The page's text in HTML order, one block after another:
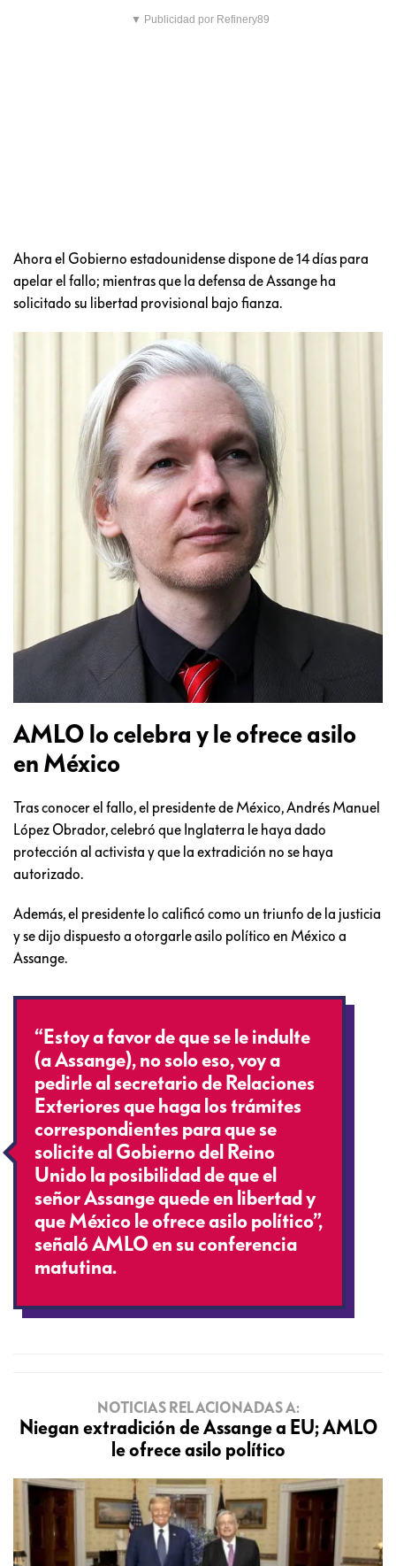
▼ Publicidad por Refinery89
Ahora el Gobierno estadounidense dispone de 14 días para
apelar el fallo; mientras que la defensa de Assange ha
solicitado su libertad provisional bajo fianza.
AMLO lo celebra y le ofrece asilo
en México
Tras conocer el fallo, el presidente de México, Andrés Manuel
López Obrador, celebró que Inglaterra le haya dado
protección al activista y que la extradición no se haya
autorizado.
Además, el presidente lo calificó como un triunfo de la justicia
y se dijo dispuesto a otorgarle asilo político en México a
Assange.
“Estoy a favor de que se le indulte
(a Assange), no solo eso, voy a
pedirle al secretario de Relaciones
Exteriores que haga los trámites
correspondientes para que se
solicite al Gobierno del Reino
Unido la posibilidad de que el
señor Assange quede en libertad y
que México le ofrece asilo político”,
señaló AMLO en su conferencia
matutina.
NOTICIAS RELACIONADAS A:
Niegan extradición de Assange a EU; AMLO
le ofrece asilo político